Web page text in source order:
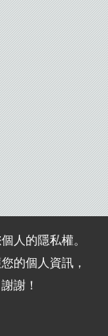
人的隱私權。
的個人資訊，
謝！